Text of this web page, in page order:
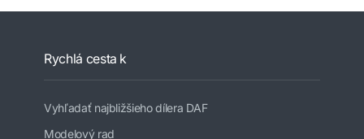
Rychlá cesta k
Vyhľadať najbližšieho dílera DAF
Modelový rad